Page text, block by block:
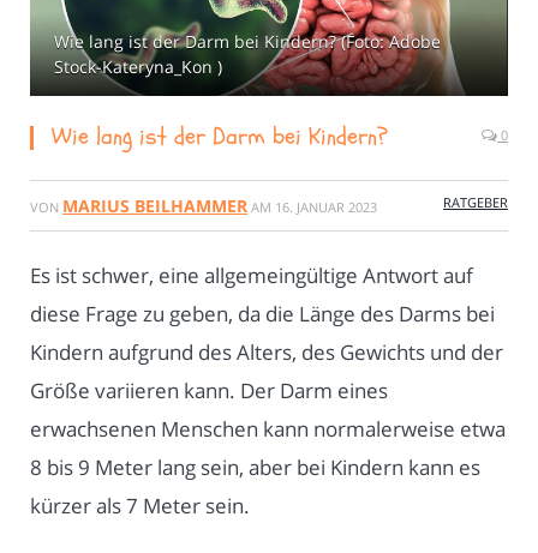
Wie lang ist der Darm bei Kindern? (Foto: Adobe
Stock-Kateryna_Kon )
Wie lang ist der Darm bei Kindern? 0
VON MARIUS BEILHAMMER AM 16. JANUAR 2023 RATGEBER
Es ist schwer, eine allgemeingültige Antwort auf
diese Frage zu geben, da die Länge des Darms bei
Kindern aufgrund des Alters, des Gewichts und der
Größe variieren kann. Der Darm eines
erwachsenen Menschen kann normalerweise etwa
8 bis 9 Meter lang sein, aber bei Kindern kann es
kürzer als 7 Meter sein.